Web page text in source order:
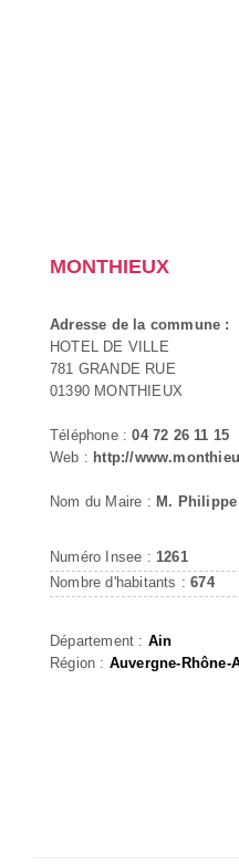
MONTHIEUX
Adresse de la commune :
HOTEL DE VILLE
781 GRANDE RUE
01390 MONTHIEUX
Téléphone :04 72 26 11 15
Web : http://
Nom du Maire : M. Philippe
Numéro Insee : 1261
Nombre d'habitants :674
Département : Ain
Région : Auvergne-Rhône-